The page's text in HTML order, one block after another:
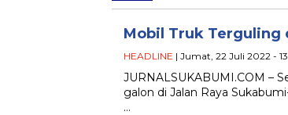
Mobil Truk Terguling
HEADLINE | Jumat, 22 Juli 2022 -
JURNALSUKABUMI.COM –
galon di Jalan Raya
…